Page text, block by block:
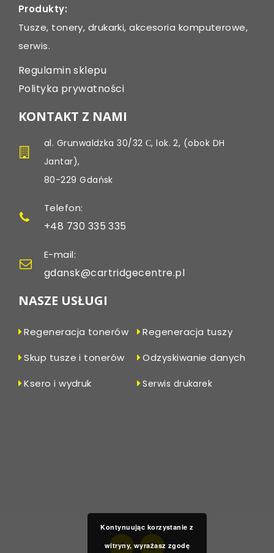
Produkty:
Tusze, tonery, drukarki, akcesoria komputerowe,
serwis.
Regulamin sklepu
Polityka prywatności
KONTAKT Z NAMI
al. Grunwaldzka 30/32 С, lok. 2, (obok DH
Jantar),
80-229 Gdańsk
Telefon:
+48 730 335 335
E-mail:
gdansk@cartridgecentre.pl
NASZE USŁUGI
Regeneracja tonerów
Regeneracja tuszy
Skup tusze i tonerów
Odzyskiwanie danych
Ksero i wydruk
Serwis drukarek
Kontynuując korzystanie z
witryny, wyrażasz zgodę